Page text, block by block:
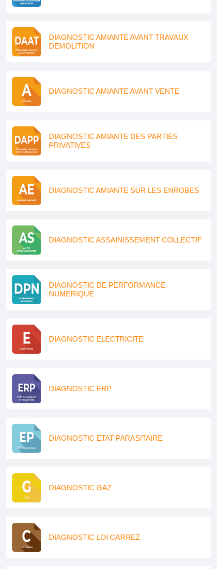
DIAGNOSTIC AMIANTE AVANT TRAVAUX
DEMOLITION
DIAGNOSTIC AMIANTE AVANT VENTE
DIAGNOSTIC AMIANTE DES PARTIES
PRIVATIVES
DIAGNOSTIC AMIANTE SUR LES ENROBES
DIAGNOSTIC ASSAINISSEMENT COLLECTIF
DIAGNOSTIC DE PERFORMANCE
NUMERIQUE
DIAGNOSTIC ELECTRICITE
DIAGNOSTIC ERP
DIAGNOSTIC ETAT PARASITAIRE
DIAGNOSTIC GAZ
DIAGNOSTIC LOI CARREZ